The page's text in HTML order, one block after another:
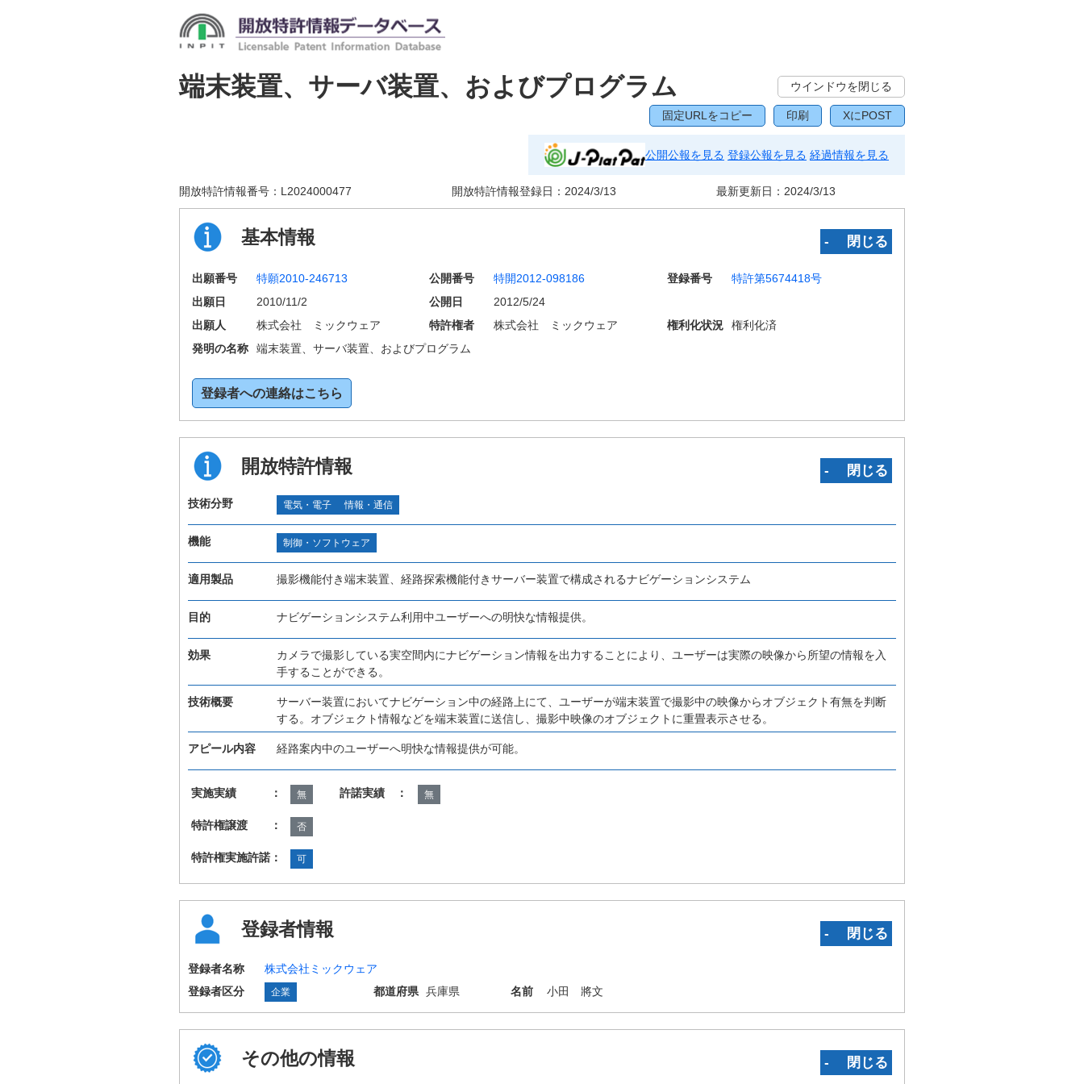
端末装置、サーバ装置、およびプログラム ウインドウを閉じる
固定URLをコピー 印刷 XにPOST
公開公報を見る 登録公報を見る 経過情報を見る
開放特許情報番号： L2024000477 開放特許情報登録日： 2024/3/13 最新更新日： 2024/3/13
基本情報 ‐ 閉じる
出願番号 特願2010-246713 公開番号 特開2012-098186 登録番号
特許第5674418号
出願日
2010/11/2 公開日
2012/5/24
出願人
株式会社 ミックウェア 特許権者 株式会社 ミックウェア 権利化状況
権利化済
発明の名称
端末装置、サーバ装置、およびプログラム
登録者への連絡はこちら
開放特許情報 ‐ 閉じる
技術分野 電気・電子 情報・通信
機能 制御・ソフトウェア
適用製品 撮影機能付き端末装置、経路探索機能付きサーバー装置で構成されるナビゲーションシステム
目的 ナビゲーションシステム利用中ユーザーへの明快な情報提供。
効果
カメラで撮影している実空間内にナビゲーション情報を出力することにより、ユーザーは実際の映像から所望の情報を入
手することができる。
技術概要
サーバー装置においてナビゲーション中の経路上にて、ユーザーが端末装置で撮影中の映像からオブジェクト有無を判断
する。オブジェクト情報などを端末装置に送信し、撮影中映像のオブジェクトに重畳表示させる。
アピール内容 経路案内中のユーザーへ明快な情報提供が可能。
実施実績 ： 無 許諾実績 ： 無
特許権譲渡 ： 否
特許権実施許諾： 可
登録者情報 ‐ 閉じる
登録者名称
株式会社ミックウェア
登録者区分
企業 都道府県 兵庫県 名前 小田 將文
その他の情報 ‐ 閉じる